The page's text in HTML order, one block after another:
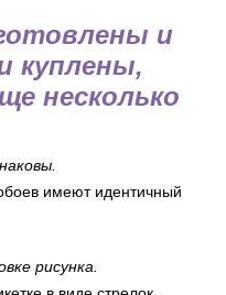
и
куплены,
несколько